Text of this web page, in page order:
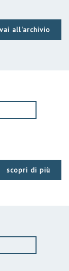
vai all'archivio
scopri di più